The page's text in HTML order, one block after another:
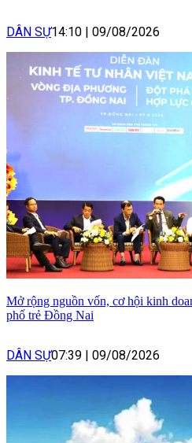
DÂN SỰ14:10 09/08/2026
Mở rộng nguồn vốn, cơ hội kinh
phố trẻ Đồng Nai
DÂN SỰ07:39 09/08/2026